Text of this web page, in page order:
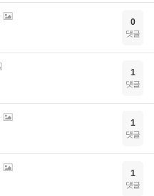
0
댓글
1
댓글
1
댓글
1
댓글